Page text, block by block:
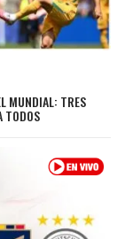
MUNDIAL: TRES
TODOS